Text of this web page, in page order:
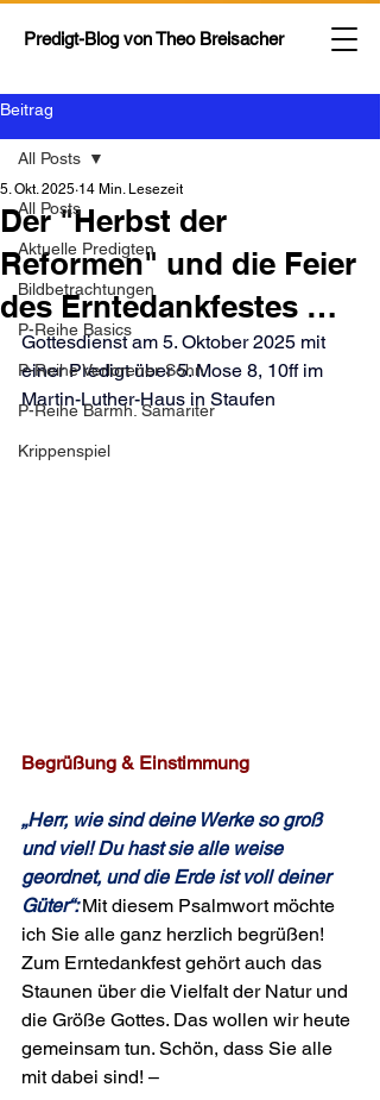
Predigt-Blog vonTheo Breisacher
Beitrag
All Posts
Aktuelle Predigten
Bildbetrachtungen
P-Reihe Basics
P-Reihe Verlorener Sohn
P-Reihe Barmh. Samariter
Krippenspiel
All Posts
Der "Herbst der
Reformen" und die Feier
des Erntedankfestes …
5. Okt. 2025 14 Min. Lesezeit
Gottesdienst am 5. Oktober 2025 mit
einer Predigt über 5. Mose 8, 10ff im
Martin-Luther-Haus in Staufen
Begrüßung & Einstimmung
„Herr, wie sind deine Werke so groß
und viel! Du hast sie alle weise
geordnet, und die Erde ist voll deiner
Güter“: Mit diesem Psalmwort möchte
ich Sie alle ganz herzlich begrüßen!
Zum Erntedankfest gehört auch das
Staunen über die Vielfalt der Natur und
die Größe Gottes. Das wollen wir heute
gemeinsam tun. Schön, dass Sie alle
mit dabei sind! –